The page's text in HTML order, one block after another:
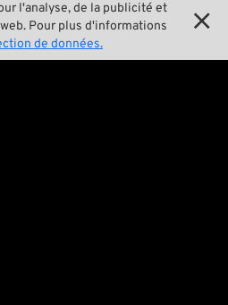
l'analyse, de la publicité et
Pour plus d'informations
de données.
